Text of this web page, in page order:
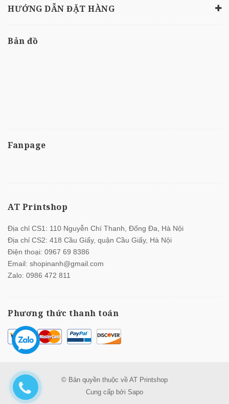
HƯỚNG DẪN ĐẶT HÀNG
Bản đồ
Fanpage
AT Printshop
Địa chỉ CS1: 110 Nguyễn Chí Thanh, Đống Đa, Hà Nội
Địa chỉ CS2: 418 Cầu Giấy, quận Cầu Giấy, Hà Nội
Điện thoại: 0967 69 8386
Email: shopinanh@gmail.com
Zalo: 0986 472 811
Phương thức thanh toán
© Bản quyền thuộc về AT Printshop
Cung cấp bởi Sapo